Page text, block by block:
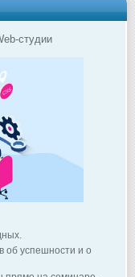
студии
об успешности и о